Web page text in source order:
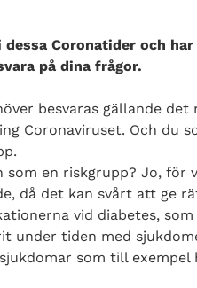
Coronatider och
på dina frågor.
besvaras gällande det
Coronaviruset. Och du
som en riskgrupp? Jo,
då det kan svårt att ge
vid diabetes,
under tiden med
som till